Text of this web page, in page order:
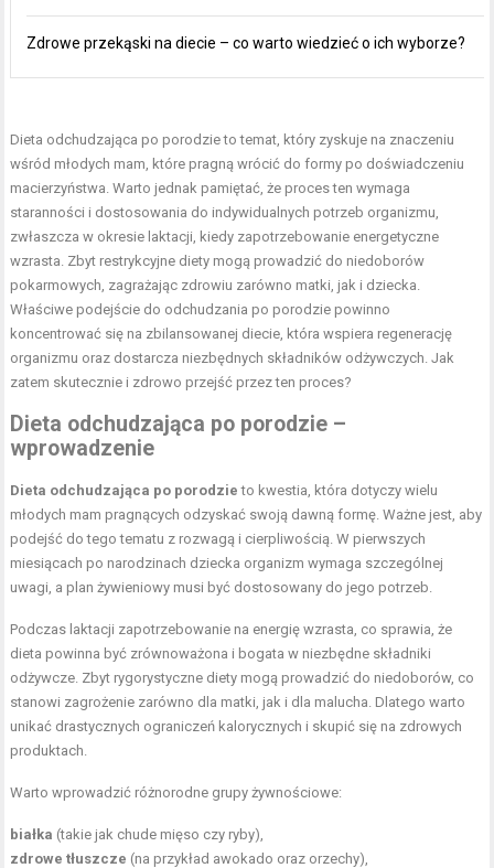
Zdrowe przekąski na diecie – co warto wiedzieć o ich wyborze?
Dieta odchudzająca po porodzieto temat, który zyskuje na znaczeniu
wśród młodych mam, które pragną wrócić do formy po doświadczeniu
macierzyństwa. Warto jednak pamiętać, że proces ten wymaga
staranności i dostosowania do indywidualnych potrzeb organizmu,
zwłaszcza w okresie laktacji, kiedy zapotrzebowanie energetyczne
wzrasta. Zbyt restrykcyjne diety mogą prowadzić do niedoborów
pokarmowych, zagrażając zdrowiu zarówno matki, jak i dziecka.
Właściwe podejście do odchudzania po porodzie powinno
koncentrować się na zbilansowanej diecie, która wspiera regenerację
organizmu oraz dostarcza niezbędnych składników odżywczych. Jak
zatem skutecznie i zdrowo przejść przez ten proces?
Dieta odchudzająca po porodzie –
wprowadzenie
Dieta odchudzająca po porodzie to kwestia, która dotyczy wielu
młodych mam pragnących odzyskać swoją dawną formę. Ważne jest, aby
podejść do tego tematu z rozwagą i cierpliwością. W pierwszych
miesiącach po narodzinach dziecka organizm wymaga szczególnej
uwagi, a plan żywieniowy musi być dostosowany do jego potrzeb.
Podczas laktacji zapotrzebowanie na energię wzrasta, co sprawia, że
dieta powinna być zrównoważona i bogata w niezbędne składniki
odżywcze. Zbyt rygorystyczne diety mogą prowadzić do niedoborów, co
stanowi zagrożenie zarówno dla matki, jak i dla malucha. Dlatego warto
unikać drastycznych ograniczeń kalorycznych i skupić się na zdrowych
produktach.
Warto wprowadzić różnorodne grupy żywnościowe:
białka (takie jak chude mięso czy ryby),
zdrowe tłuszcze (na przykład awokado oraz orzechy),